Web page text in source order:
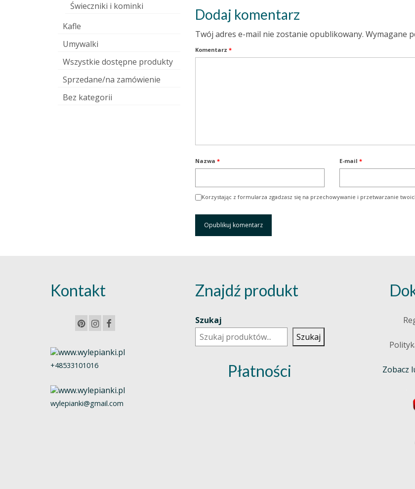
Dodaj komentarz
Twój adres e-mail nie zostanie opublikowany. Wymagane
Komentarz *
Nazwa * E-mail *
Korzystając z formularza zgadzasz się na przechowywanie i przetwarzanie
Świeczniki i kominki
Kafle
Umywalki
Wszystkie dostępne produkty
Sprzedane/na zamówienie
Bez kategorii
Kontakt
+48533101016
wylepianki@gmail.com
Znajdź produkt
Szukaj
Szukaj
Płatności Zobacz